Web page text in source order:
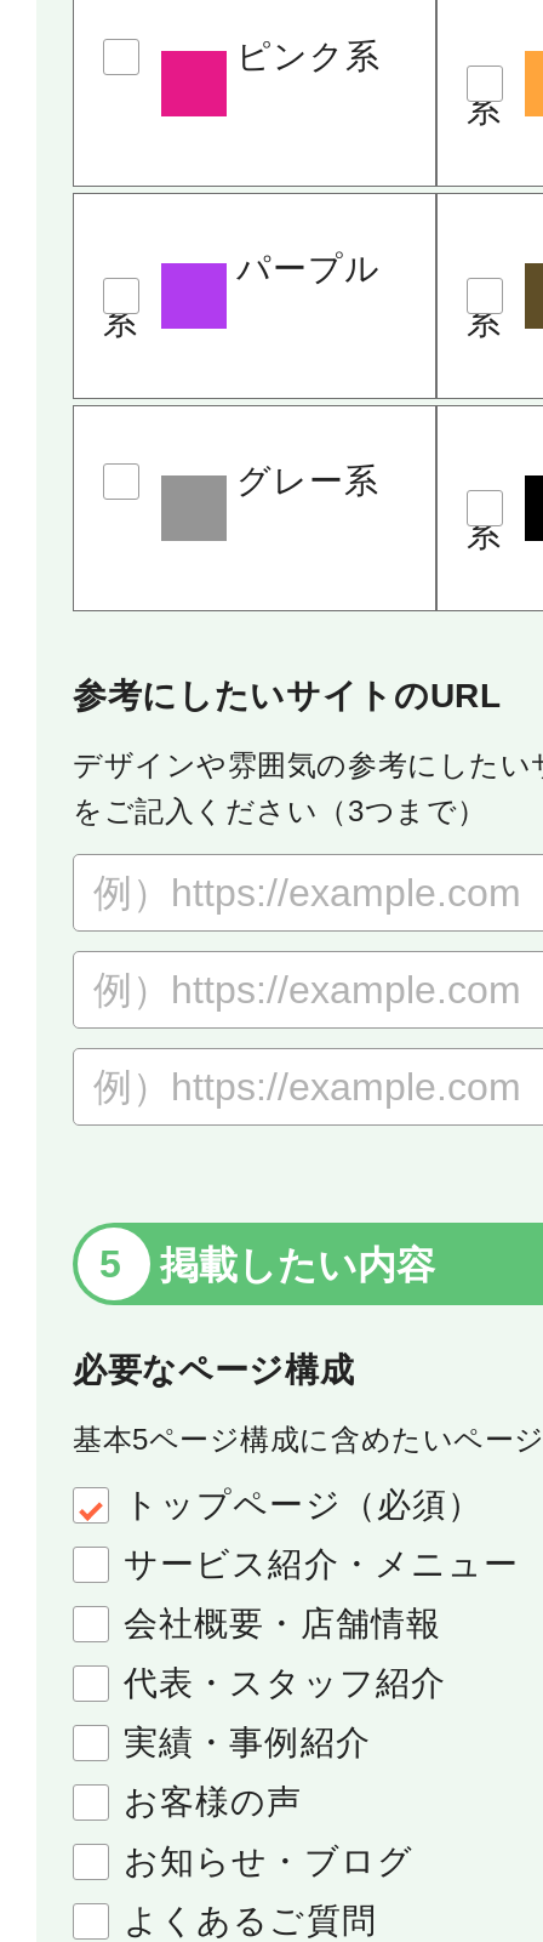
ピンク系
系
パープル
系
系
グレー系
系
参考にしたいサイトのURL
デザインや雰囲気の参考にした
をご記入ください（3つまで）
掲載したい内容
必要なページ構成
基本5ページ構成に含めたいペー
トップページ（必須）
サービス紹介・メニュー
会社概要・店舗情報
代表・スタッフ紹介
実績・事例紹介
お客様の声
お知らせ・ブログ
よくあるご質問